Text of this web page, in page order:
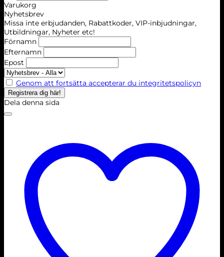
Varukorg
Nyhetsbrev
Missa inte erbjudanden, Rabattkoder, VIP-inbjudningar,
Utbildningar, Nyheter etc!
Förnamn
Efternamn
Epost
Genom att fortsätta accepterar du integritetspolicyn
Dela denna sida